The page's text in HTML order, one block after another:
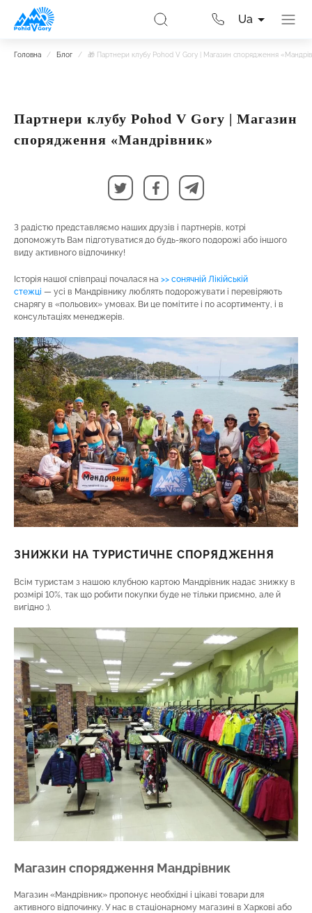
Ua
Головна / Блог / 🎁 Партнери клубу Pohod V Gory | Магазин спорядження
Партнери клубу Pohod V Gory | Магазин
спорядження «Мандрівник»
З радістю представляємо наших друзів і партнерів, котрі
допоможуть Вам підготуватися до будь-якого подорожі або іншого
виду активного відпочинку!
Історія нашої співпраці почалася на >> сонячній Лікійській
стежці — усі в Мандрівнику люблять подорожувати і перевіряють
снарягу в «польових» умовах. Ви це помітите і по асортименту, і в
консультаціях менеджерів.
ЗНИЖКИ НА ТУРИСТИЧНЕ СПОРЯДЖЕННЯ
Всім туристам з нашою клубною картою Мандрівник надає знижку в
розмірі 10%, так що робити покупки буде не тільки приємно, але й
вигідно :).
Магазин спорядження Мандрівник
Магазин «Мандрівник» пропонує необхідні і цікаві товари для
активного відпочинку. У нас в стаціонарному магазині в Харкові або